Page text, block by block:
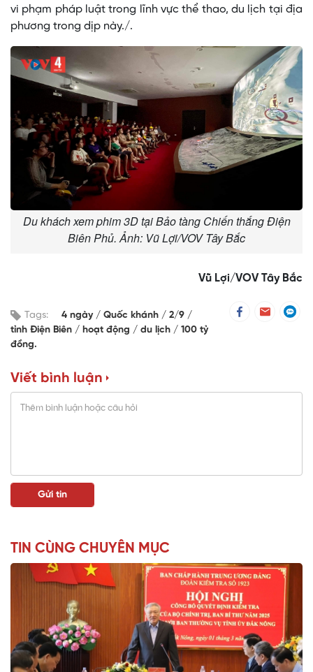
vi phạm pháp luật trong lĩnh vực thể thao, du lịch tại địa
phương trong dịp này./.
Du khách xem phim 3D tại Bảo tàng Chiến thắng Điện
Biên Phủ. Ảnh: Vũ Lợi/VOV Tây Bắc
Vũ Lợi/VOV Tây Bắc
Tags: 4 ngày Quốc khánh
2/9
tỉnh Điện Biên
hoạt động du lịch
100 tỷ
đồng.
Viết bình luận
TIN CÙNG CHUYÊN MỤC